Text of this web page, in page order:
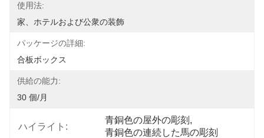
使用法:
家、ホテルおよび公衆の装飾
パッケージの詳細:
合板ボックス
供給の能力:
30 個/月
ハイライト:
青銅色の屋外の彫刻 ,
青銅色の連続した馬の彫刻